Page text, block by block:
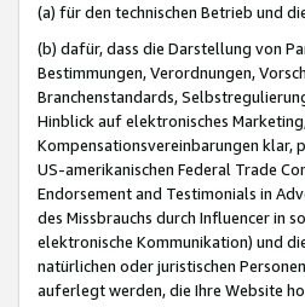
(a) für den technischen Betrieb und
(b) dafür, dass die Darstellung von
Bestimmungen, Verordnungen,
Branchenstandards,
Hinblick auf elektronisches
Kompensationsvereinbarungen klar,
US-amerikanischen Federal Trade
Endorsement and Testimonials in
des Missbrauchs durch Influencer in
elektronische Kommunikation) und
natürlichen oder juristischen
auferlegt werden, die Ihre Website